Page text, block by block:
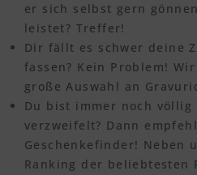
er sich selbst gern
leistet? Treffer!
Dir fällt es schwer deine
fassen? Kein Problem!
große Auswahl an
Du bist immer noch völlig
verzweifelt? Dann
Geschenkefinder! Neben
Ranking der beliebtesten